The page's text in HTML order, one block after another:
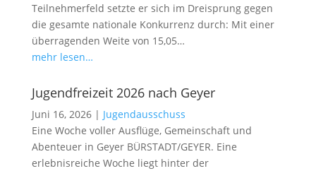
Teilnehmerfeld setzte er sich im Dreisprung gegen
die gesamte nationale Konkurrenz durch: Mit einer
überragenden Weite von 15,05…
mehr lesen…
Jugendfreizeit 2026 nach Geyer
Juni 16, 2026| Jugendausschuss
Eine Woche voller Ausflüge, Gemeinschaft und
Abenteuer in Geyer BÜRSTADT/GEYER. Eine
erlebnisreiche Woche liegt hinter der